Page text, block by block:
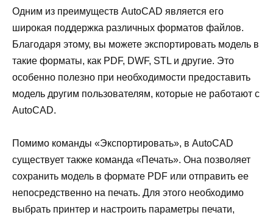
Одним из преимуществ AutoCAD является его
широкая поддержка различных форматов файлов.
Благодаря этому, вы можете экспортировать модель в
такие форматы, как PDF, DWF, STL и другие. Это
особенно полезно при необходимости предоставить
модель другим пользователям, которые не работают с
AutoCAD.
Помимо команды «Экспортировать», в AutoCAD
существует также команда «Печать». Она позволяет
сохранить модель в формате PDF или отправить ее
непосредственно на печать. Для этого необходимо
выбрать принтер и настроить параметры печати,